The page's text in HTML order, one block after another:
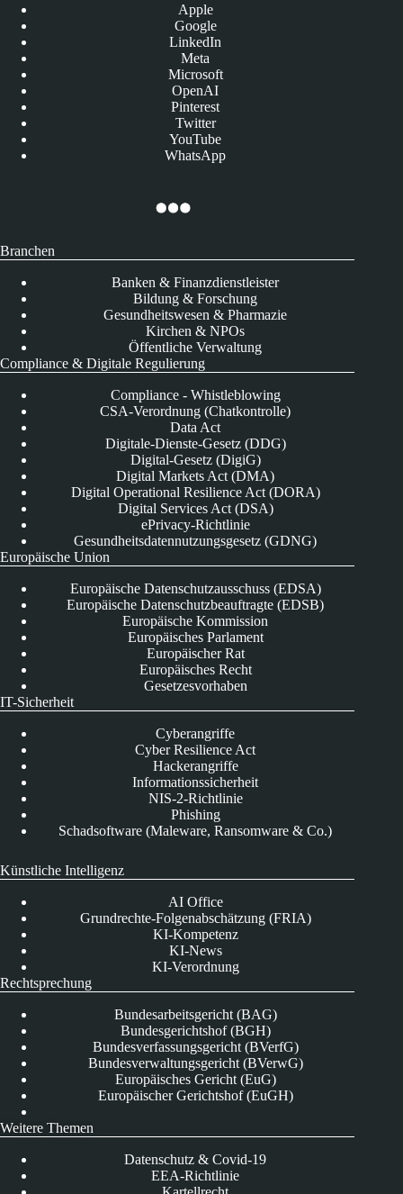
Apple
Google
LinkedIn
Meta
Microsoft
OpenAI
Pinterest
Twitter
YouTube
WhatsApp
Branchen
Banken & Finanzdienstleister
Bildung & Forschung
Gesundheitswesen & Pharmazie
Kirchen & NPOs
Öffentliche Verwaltung
Compliance & Digitale Regulierung
Compliance - Whistleblowing
CSA-Verordnung (Chatkontrolle)
Data Act
Digitale-Dienste-Gesetz (DDG)
Digital-Gesetz (DigiG)
Digital Markets Act (DMA)
Digital Operational Resilience Act (DORA)
Digital Services Act (DSA)
ePrivacy-Richtlinie
Gesundheitsdatennutzungsgesetz (GDNG)
Europäische Union
Europäische Datenschutzausschuss (EDSA)
Europäische Datenschutzbeauftragte (EDSB)
Europäische Kommission
Europäisches Parlament
Europäischer Rat
Europäisches Recht
Gesetzesvorhaben
IT-Sicherheit
Cyberangriffe
Cyber Resilience Act
Hackerangriffe
Informationssicherheit
NIS-2-Richtlinie
Phishing
Schadsoftware (Maleware, Ransomware & Co.)
Künstliche Intelligenz
AI Office
Grundrechte-Folgenabschätzung (FRIA)
KI-Kompetenz
KI-News
KI-Verordnung
Rechtsprechung
Bundesarbeitsgericht (BAG)
Bundesgerichtshof (BGH)
Bundesverfassungsgericht (BVerfG)
Bundesverwaltungsgericht (BVerwG)
Europäisches Gericht (EuG)
Europäischer Gerichtshof (EuGH)
Weitere Themen
Datenschutz & Covid-19
EEA-Richtlinie